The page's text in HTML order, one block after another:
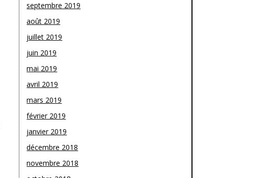
septembre 2019
août 2019
juillet 2019
juin 2019
mai 2019
avril 2019
mars 2019
février 2019
janvier 2019
décembre 2018
novembre 2018